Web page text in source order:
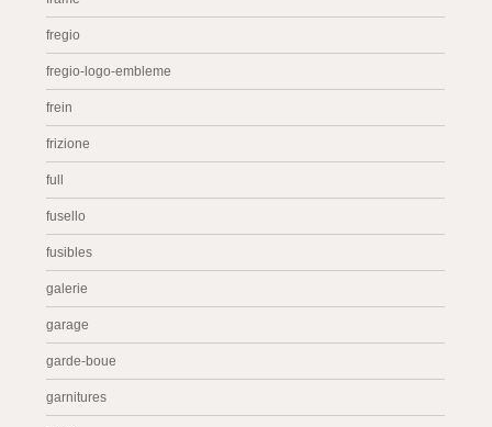
fregio
fregio-logo-embleme
frein
frizione
full
fusello
fusibles
galerie
garage
garde-boue
garnitures